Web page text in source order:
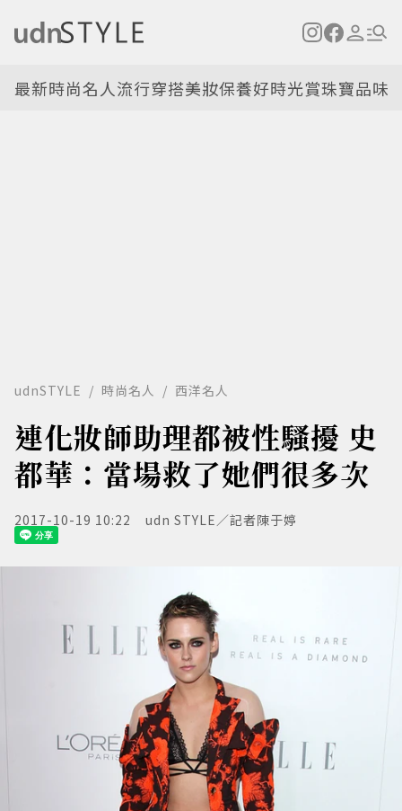
最新時尚名人流行穿搭美妝保養好時光賞珠寶品味
udnSTYLE 時尚名人 西洋名人
連化妝師助理都被性騷擾 史
都華：當場救了她們很多次
2017-10-19 10:22 udn STYLE／記者陳于婷